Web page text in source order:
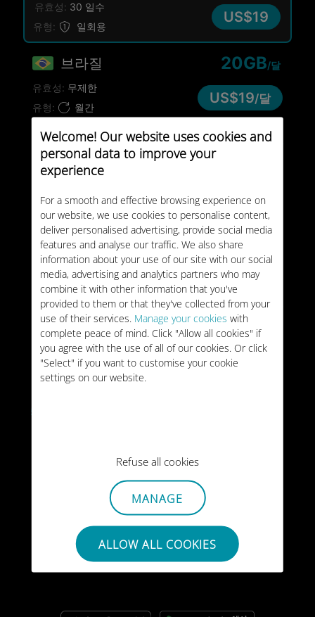
Welcome! Our website uses cookies and
personal data to improve your
experience
For a smooth and effective browsing experience on
our website, we use cookies to personalise content,
deliver personalised advertising, provide social media
features and analyse our traffic. We also share
information about your use of our site with our social
media, advertising and analytics partners who may
combine it with other information that you've
provided to them or that they've collected from your
use of their services. Manage your cookies with
complete peace of mind. Click "Allow all cookies" if
you agree with the use of all of our cookies. Or click
"Select" if you want to customise your cookie
settings on our website.
Refuse all cookies
MANAGE
ALLOW ALL COOKIES
유형: 일회용
유효성: 30 일수
US$19
브라질
유형: 월간
20GB/달
유효성: 무제한
US$19/달
브라질 무제한
유효성:8 일수
브라질
유형: 일회용
25GB
유효성: 30 일수
US$45
브라질
유형: 일회용
무제한
유효성:15 일수
US$49
5GB
일회용
US$69